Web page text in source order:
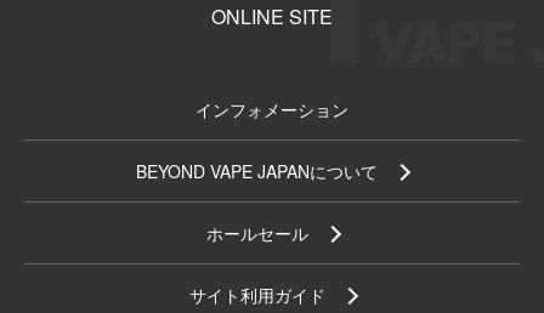
ONLINE SITE
インフォメーション
BEYOND VAPE JAPANについて
ホールセール
サイト利用ガイド